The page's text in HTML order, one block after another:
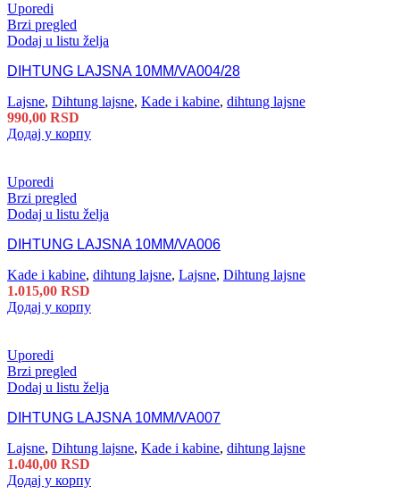
Uporedi
Brzi pregled
Dodaj u listu želja
DIHTUNG LAJSNA 10MM/VA004/28
Lajsne, Dihtung lajsne, Kade i kabine, dihtung lajsne
990,00 RSD
Додај у корпу
Uporedi
Brzi pregled
Dodaj u listu želja
DIHTUNG LAJSNA 10MM/VA006
Kade i kabine, dihtung lajsne, Lajsne, Dihtung lajsne
1.015,00 RSD
Додај у корпу
Uporedi
Brzi pregled
Dodaj u listu želja
DIHTUNG LAJSNA 10MM/VA007
Lajsne, Dihtung lajsne, Kade i kabine, dihtung lajsne
1.040,00 RSD
Додај у корпу